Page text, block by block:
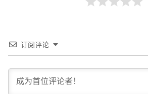
订阅评论